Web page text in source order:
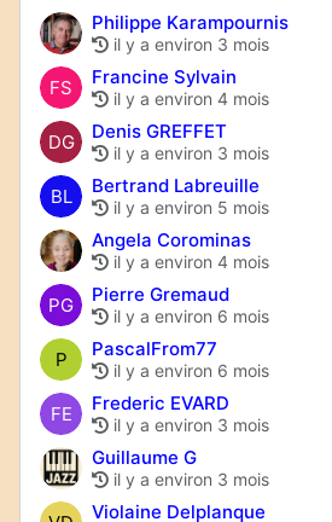
Philippe Karampournis
il y a environ 3 mois
FS Francine Sylvain
il y a environ 4 mois
DG Denis GREFFET
il y a environ 3 mois
BL Bertrand Labreuille
il y a environ 5 mois
Angela Corominas
il y a environ 4 mois
PG Pierre Gremaud
il y a environ 6 mois
P PascalFrom77
il y a environ 6 mois
FE Frederic EVARD
il y a environ 3 mois
Guillaume G
il y a environ 3 mois
Violaine Delplanque